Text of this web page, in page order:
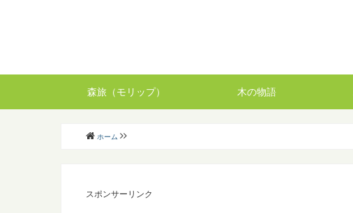
森旅（モリップ） 木の物語
ホーム
スポンサーリンク